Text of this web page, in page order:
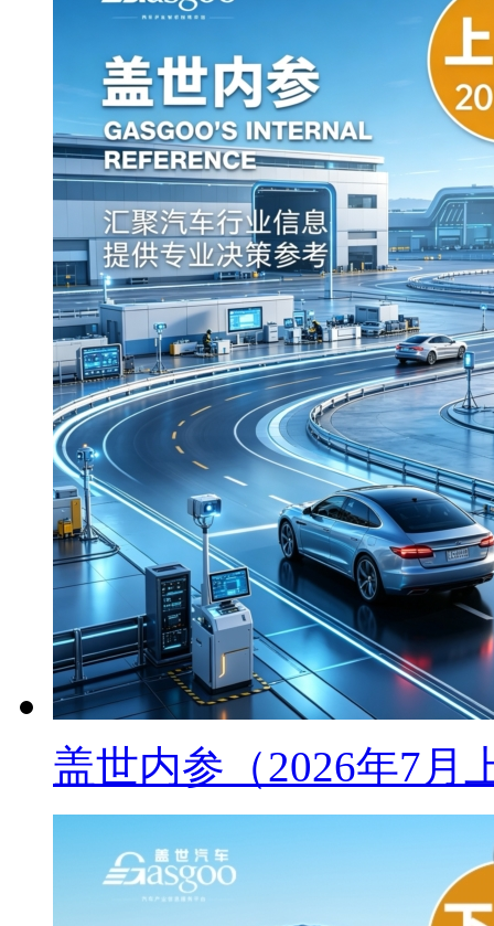
盖世内参（2026年7月